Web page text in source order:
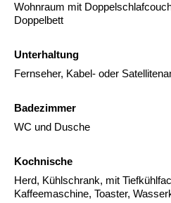
Wohnraum mit
Doppelbett
Unterhaltung
Fernseher, Kabel- oder
Badezimmer
WC und Dusche
Kochnische
Herd, Kühlschrank, mit
Kaffeemaschine, Toaster,